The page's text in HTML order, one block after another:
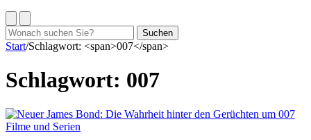
Suchen
nach:
Suchen
Start/Schlagwort: <span>007</span>
Schlagwort: 007
Filme und Serien